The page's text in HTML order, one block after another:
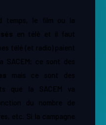
temps, le film ou la
en télé et il faut
télé (et radio) paient
SACEM; ce sont des
mais ce sont des
que la SACEM va
du nombre de
etc. Si la campagne